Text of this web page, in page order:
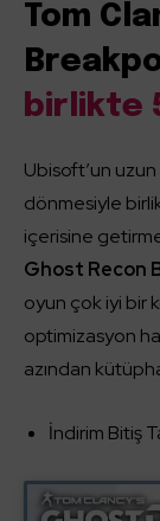
Tom
birlikte
Ubisoft’un
dönmesiyle
içerisine
Ghost Recon
oyun çok iyi bir
optimizasyon
azından
İndirim Bitiş